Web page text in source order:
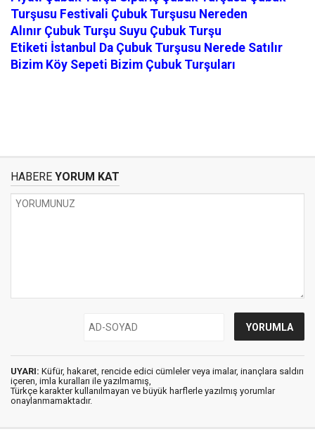
Turşusu Festivali Çubuk Turşusu Nereden
Alınır Çubuk Turşu Suyu Çubuk Turşu
Etiketi İstanbul Da Çubuk Turşusu Nerede Satılır
Bizim Köy Sepeti Bizim Çubuk Turşuları
HABERE YORUM KAT
UYARI: Küfür, hakaret, rencide edici cümleler veya imalar, inançlara saldırı
içeren, imla kuralları ile yazılmamış,
Türkçe karakter kullanılmayan ve büyük harflerle yazılmış yorumlar
onaylanmamaktadır.